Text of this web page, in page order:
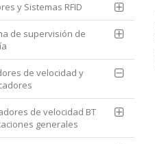
y Sistemas RFID
de supervisión de
de velocidad y
de velocidad BT
generales